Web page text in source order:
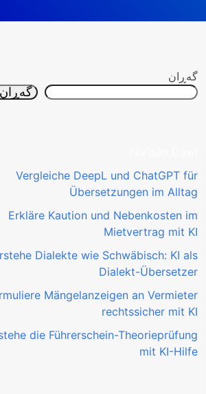
گه‌ڕان
گه‌ڕان
Vergleiche DeepL und ChatGPT für
Übersetzungen im Alltag
Erkläre Kaution und Nebenkosten im
Mietvertrag mit KI
Dialekte wie Schwäbisch: KI als
Dialekt-Übersetzer
Mängelanzeigen an Vermieter
rechtssicher mit KI
die Führerschein-Theorieprüfung
mit KI-Hilfe